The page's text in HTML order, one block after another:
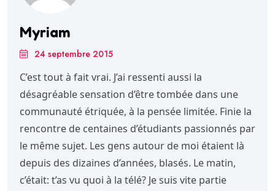
Myriam
24 septembre 2015
C’est tout à fait vrai. J’ai ressenti aussi la
désagréable sensation d’être tombée dans une
communauté étriquée, à la pensée limitée. Finie la
rencontre de centaines d’étudiants passionnés par
le même sujet. Les gens autour de moi étaient là
depuis des dizaines d’années, blasés. Le matin,
c’était: t’as vu quoi à la télé? Je suis vite partie